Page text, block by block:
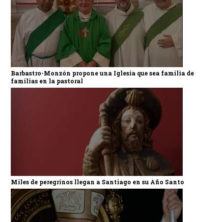
Barbastro-Monzón propone una Iglesia que sea familia de
familias en la pastoral
Miles de peregrinos llegan a Santiago en su Año Santo